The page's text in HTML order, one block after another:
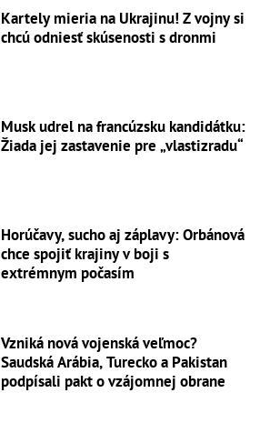
Kartely mieria na Ukrajinu! Z vojny si
chcú odniesť skúsenosti s dronmi
Musk udrel na francúzsku kandidátku:
Žiada jej zastavenie pre „vlastizradu“
Horúčavy, sucho aj záplavy: Orbánová
chce spojiť krajiny v boji s
extrémnym počasím
Vzniká nová vojenská veľmoc?
Saudská Arábia, Turecko a Pakistan
podpísali pakt o vzájomnej obrane